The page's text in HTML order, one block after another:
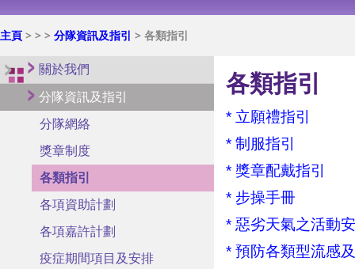
主頁 > > > 分隊資訊及指引 > 各類指引
關於我們
分隊資訊及指引
分隊網絡
獎章制度
各類指引
各項資助計劃
各項嘉許計劃
疫症期間項目及安排
各類指引
* 立願禮指引
* 制服指引
* 獎章配戴指引
* 步操手冊
* 惡劣天氣之活動
* 預防各類型流感